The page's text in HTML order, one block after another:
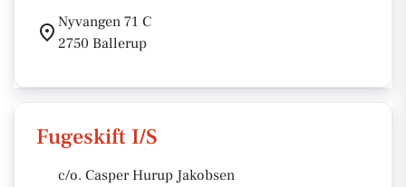
Nyvangen 71 C
2750 Ballerup
Fugeskift I/S
c/o. Casper Hurup Jakobsen